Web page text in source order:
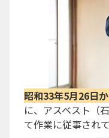
昭和33年5月26日
に、アスベスト（
て作業に従事され